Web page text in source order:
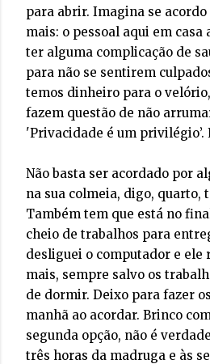
para abrir. Imagina se
mais: o pessoal aqui em casa
ter alguma complicação de
para não se sentirem
temos dinheiro para o
fazem questão de não
'Privacidade é um privilégio’.
Não basta ser acordado por
na sua colmeia, digo, quarto,
Também tem que está no
cheio de trabalhos para
desliguei o computador e ele
mais, sempre salvo os
de dormir. Deixo para fazer
manhã ao acordar. Brinco
segunda opção, não é
três horas da madruga e às